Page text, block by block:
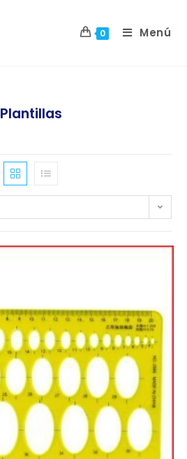
0 Menú
Plantillas